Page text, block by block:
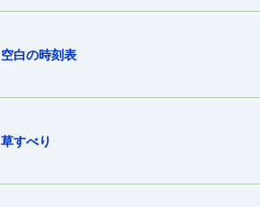
空白の時刻表
草すべり